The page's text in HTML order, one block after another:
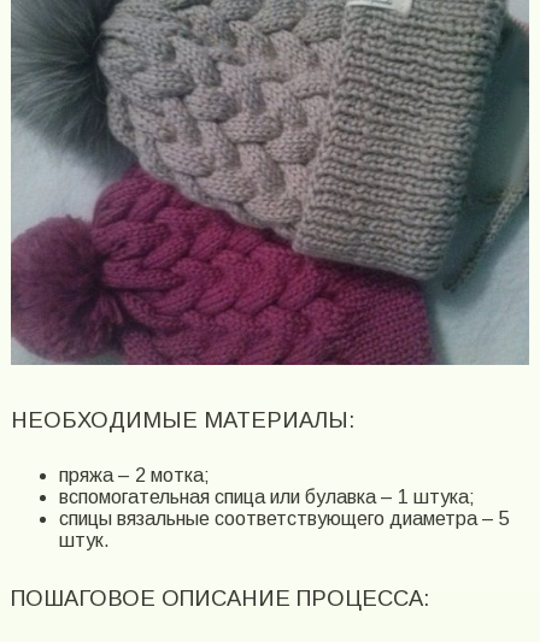
НЕОБХОДИМЫЕ МАТЕРИАЛЫ:
пряжа – 2 мотка;
вспомогательная спица или булавка – 1 штука;
спицы вязальные соответствующего диаметра – 5
штук.
ПОШАГОВОЕ ОПИСАНИЕ ПРОЦЕССА: